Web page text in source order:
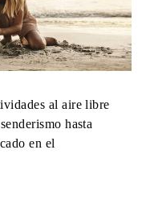
al aire libre
hasta
en el